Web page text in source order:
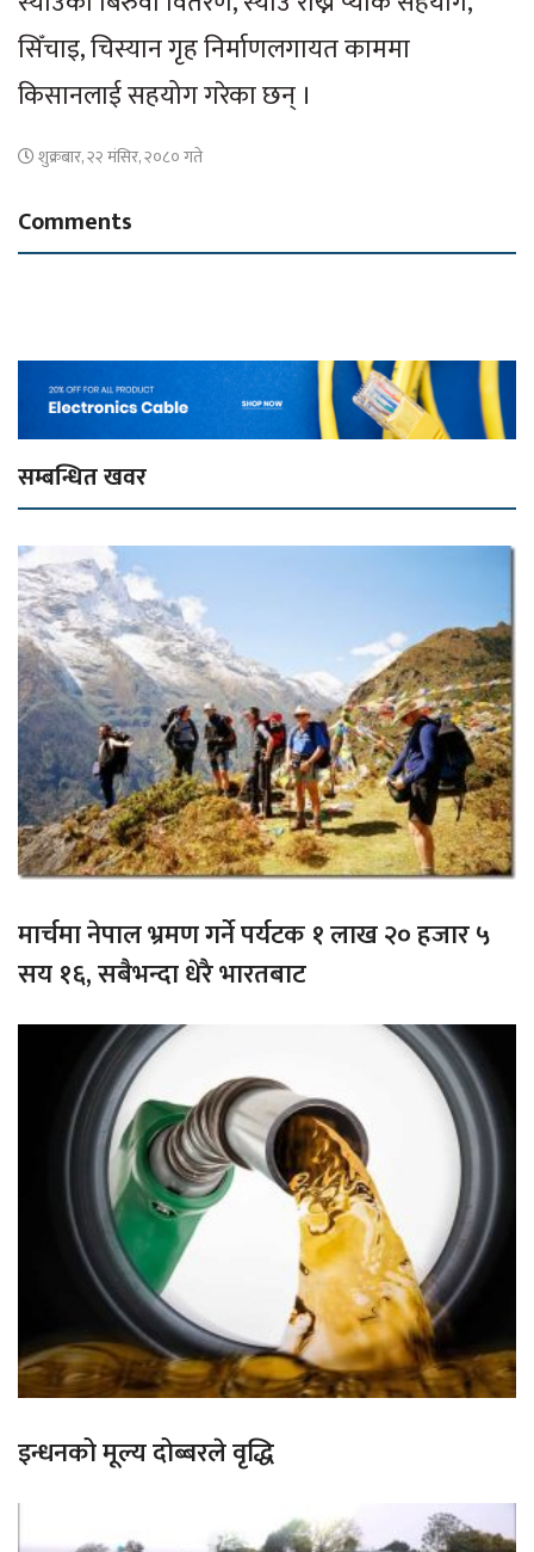
सिँचाइ, चिस्यान गृह निर्माणलगायत काममा
किसानलाई सहयोग गरेका छन् ।
शुक्रबार, २२ मंसिर, २०८० गते
Comments
सम्बन्धित खवर
मार्चमा नेपाल भ्रमण गर्ने पर्यटक १ लाख २० हजार ५
सय १६, सबैभन्दा धेरै भारतबाट
इन्धनको मूल्य दोब्बरले वृद्धि